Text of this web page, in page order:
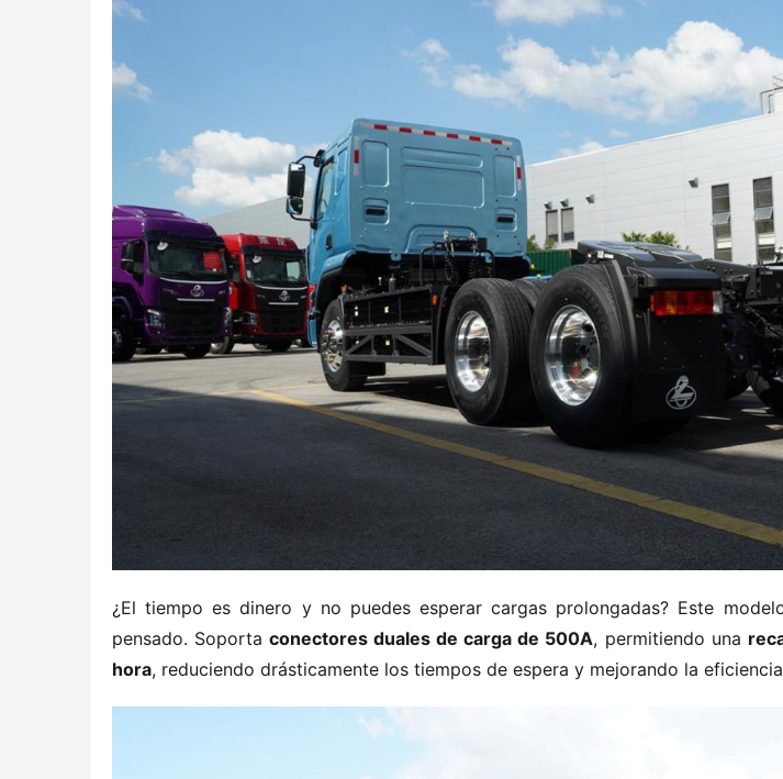
¿El tiempo es dinero y no puedes esperar cargas prolongadas? Este
pensado. Soporta ​​conectores duales de carga de 500A​​, permitiendo una ​
hora​​, reduciendo drásticamente los tiempos de espera y mejorando la